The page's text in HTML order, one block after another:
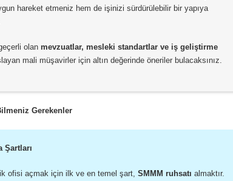
hareket etmeniz hem de işinizi sürdürülebilir bir yapıya
olan mevzuatlar, mesleki standartlar ve iş geliştirme
mali müşavirler için altın değerinde öneriler bulacaksınız.
Gerekenler
Şartları
ofisi açmak için ilk ve en temel şart, SMMM ruhsatı almaktır.